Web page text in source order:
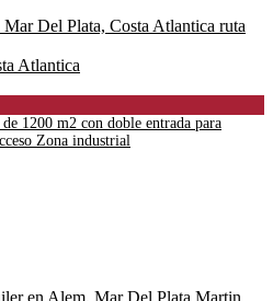
Atlantica
1200 m2 con doble entrada para
Zona industrial